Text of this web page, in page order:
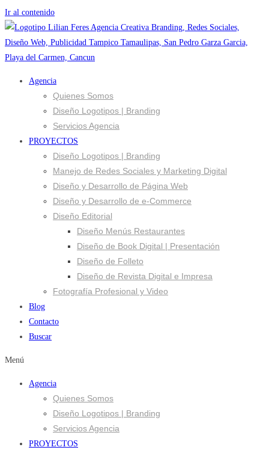
Ir al contenido
Agencia
Quienes Somos
Diseño Logotipos | Branding
Servicios Agencia
PROYECTOS
Diseño Logotipos | Branding
Manejo de Redes Sociales y Marketing Digital
Diseño y Desarrollo de Página Web
Diseño y Desarrollo de e-Commerce
Diseño Editorial
Diseño Menús Restaurantes
Diseño de Book Digital | Presentación
Diseño de Folleto
Diseño de Revista Digital e Impresa
Fotografía Profesional y Video
Blog
Contacto
Buscar
Menú
Agencia
Quienes Somos
Diseño Logotipos | Branding
Servicios Agencia
PROYECTOS